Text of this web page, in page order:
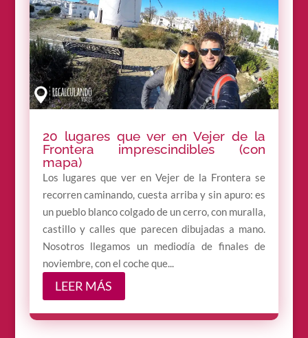
20 lugares que ver en Vejer de la
Frontera imprescindibles (con
mapa)
Los lugares que ver en Vejer de la Frontera se
recorren caminando, cuesta arriba y sin apuro: es
un pueblo blanco colgado de un cerro, con muralla,
castillo y calles que parecen dibujadas a mano.
Nosotros llegamos un mediodía de finales de
noviembre, con el coche que...
LEER MÁS